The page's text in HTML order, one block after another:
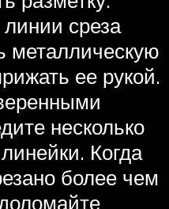
среза
металлическую
ее рукой.
несколько
Когда
более чем